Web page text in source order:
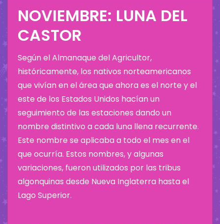
NOVIEMBRE: LUNA DEL
CASTOR
Según el Almanaque del Agricultor,
históricamente, los nativos norteamericanos
que vivían en el área que ahora es el norte y el
este de los Estados Unidos hacían un
seguimiento de las estaciones dando un
nombre distintivo a cada luna llena recurrente.
Este nombre se aplicaba a todo el mes en el
que ocurría. Estos nombres, y algunas
variaciones, fueron utilizados por las tribus
algonquinas desde Nueva Inglaterra hasta el
Lago Superior.